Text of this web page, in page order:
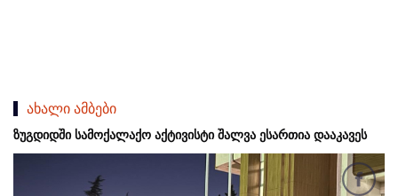
ახალი ამბები
ზუგდიდში სამოქალაქო აქტივისტი შალვა ესართია დააკავეს